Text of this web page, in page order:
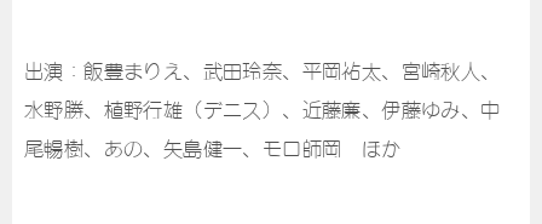
出演：飯豊まりえ、武田玲奈、平岡祐太、宮崎秋人、
水野勝、植野行雄（デニス）、近藤廉、伊藤ゆみ、中
尾暢樹、あの、矢島健一、モロ師岡 ほか